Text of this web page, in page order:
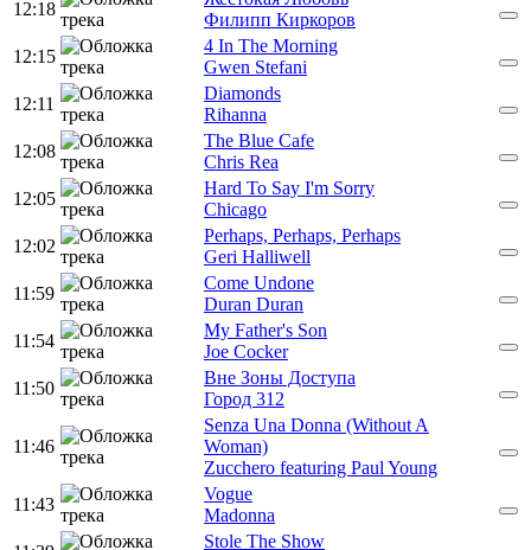
12:18
Филипп Киркоров
12:15
4 In The Morning
Gwen Stefani
12:11
Diamonds
Rihanna
12:08
The Blue Cafe
Chris Rea
12:05
Hard To Say I'm Sorry
Chicago
12:02
Perhaps, Perhaps, Perhaps
Geri Halliwell
11:59
Come Undone
Duran Duran
11:54
My Father's Son
Joe Cocker
11:50
Вне Зоны Доступа
Город 312
11:46
Senza Una Donna (Without A
Woman)
Zucchero featuring Paul Young
11:43
Vogue
Madonna
Stole The Show